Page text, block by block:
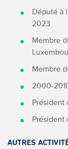
Député à
2023
Membre
Membre
2000-
Président
Président
AUTRES